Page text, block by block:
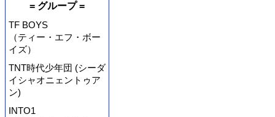
= グループ =
TF BOYS
（ティー・エフ・ボー
イズ）
TNT時代少年団 (シーダ
イシャオニェントゥア
ン)
INTO1